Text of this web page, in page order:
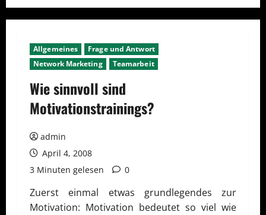
Allgemeines
Frage und Antwort
Network Marketing
Teamarbeit
Wie sinnvoll sind
Motivationstrainings?
admin
April 4, 2008
3 Minuten gelesen
0
Zuerst einmal etwas grundlegendes zur
Motivation: Motivation bedeutet so viel wie